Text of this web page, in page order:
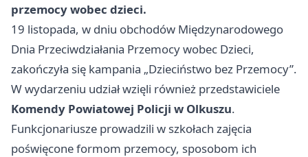
przemocy wobec dzieci.
19 listopada, w dniu obchodów Międzynarodowego
Dnia Przeciwdziałania Przemocy wobec Dzieci,
zakończyła się kampania „Dzieciństwo bez Przemocy”.
W wydarzeniu udział wzięli również przedstawiciele
Komendy Powiatowej Policji w Olkuszu.
Funkcjonariusze prowadzili w szkołach zajęcia
poświęcone formom przemocy, sposobom ich